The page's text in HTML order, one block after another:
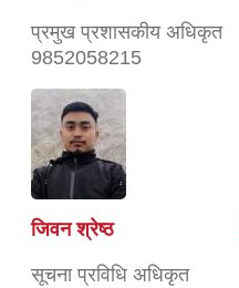
प्रमुख प्रशासकीय अधिकृत
9852058215
जिवन श्रेष्ठ
सूचना प्रविधि अधिकृत